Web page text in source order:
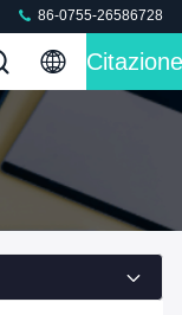
86-0755-26586728
Citazione